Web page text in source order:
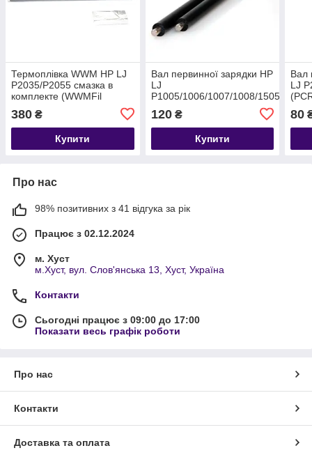
Термоплівка WWM HP LJ
P2035/P2055 смазка в
комплекте (WWMFil
380 ₴
Купити
Вал первинної зарядки HP
LJ
P1005/1006/1007/1008/1505
Everprint (EVP-PCRH1005)
120₴
Купити
Вал
LJ
80
Про нас
98% позитивних з 41 відгука за рік
Працює з 02.12.2024
м. Хуст
м.Хуст, вул. Слов'янська 13, Хуст, Україна
Контакти
Сьогодні працює з 09:00 до 17:00
Показати весь графік роботи
Про нас
Контакти
Доставка та оплата